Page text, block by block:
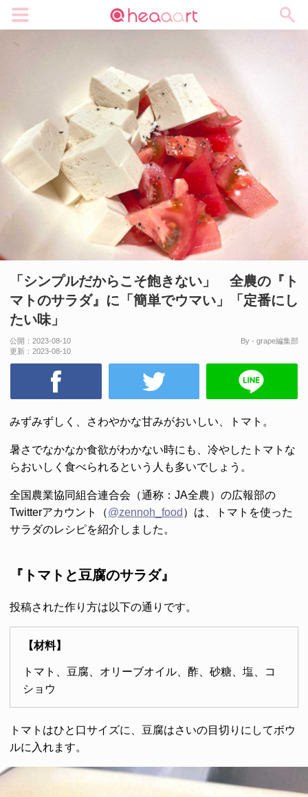
「シンプルだからこそ飽きない」 全農の『ト
マトのサラダ』に「簡単でウマい」「定番にし
たい味」
公開： 2023-08-10
更新： 2023-08-10
By - grape編集部
みずみずしく、さわやかな甘みがおいしい、トマト。
暑さでなかなか食欲がわかない時にも、冷やしたトマトな
らおいしく食べられるという人も多いでしょう。
全国農業協同組合連合会（通称：JA全農）の広報部の
Twitterアカウント（@zennoh_food ）は、トマトを使った
サラダのレシピを紹介しました。
『トマトと豆腐のサラダ』
投稿された作り方は以下の通りです。
【材料】
トマト、豆腐、オリーブオイル、酢、砂糖、塩、コ
ショウ
トマトはひと口サイズに、豆腐はさいの目切りにしてボウ
ルに入れます。